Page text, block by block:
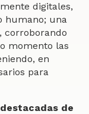
digitales,
humano; una
corroborando
momento las
en
para
de